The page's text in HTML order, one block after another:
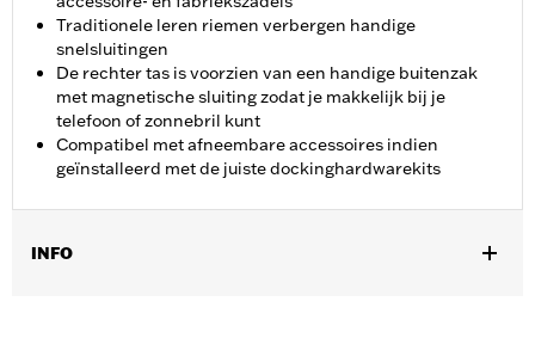
Traditionele leren riemen verbergen handige
snelsluitingen
De rechter tas is voorzien van een handige buitenzak
met magnetische sluiting zodat je makkelijk bij je
telefoon of zonnebril kunt
Compatibel met afneembare accessoires indien
geïnstalleerd met de juiste dockinghardwarekits
INFO